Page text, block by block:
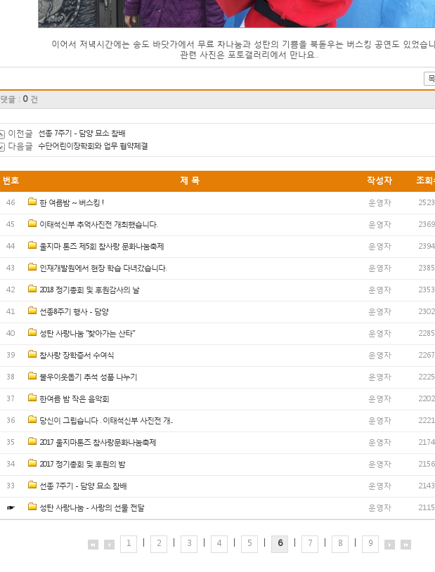
이어서 저녁시간에는 송도 바닷가에서 무료 차나눔과 성탄의 기쁨을 북돋우는 버스킹 공연도 있었습
관련 사진은 포토갤러리에서 만나요..
댓글 : 0건
이전글 선종 7주기 - 담양 묘소 참배
다음글 수단어린이장학회와 업무 협약체결
번호 제 목 작성자 조회
46 한 여름밤 ~ 버스킹 ! 운영자
45 이태석신부 추억사진전 개최했습니다. 운영자
44 울지마 톤즈 제5회 참사랑 문화나눔축제 운영자
43 인재개발원에서 현장 학습 다녀갔습니다. 운영자
42 2018 정기총회 및 후원감사의 날 운영자
41 선종8주기 행사 - 담양 운영자
40 성탄 사랑나눔 "찾아가는 산타" 운영자
39 참사랑 장학증서 수여식 운영자
38 불우이웃돕기 추석 성품 나누기 운영자
37 한여름 밤 작은 음악회 운영자
36 당신이 그립습니다 . 이태석신부 사진전 개... 운영자
35 2017 울지마톤즈 참사랑문화나눔축제 운영자
34 2017 정기총회 및 후원의 밤 운영자
33 선종 7주기 - 담양 묘소 참배 운영자
☞ 성탄 사랑나눔 - 사랑의 선물 전달 운영자
1 | 2 | 3 | 4 | 5 | 6 | 7 | 8 | 9